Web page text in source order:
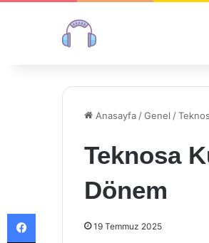
Anasayfa /Genel /
Teknosa
Dönem
19 Temmuz 2025
Facebook